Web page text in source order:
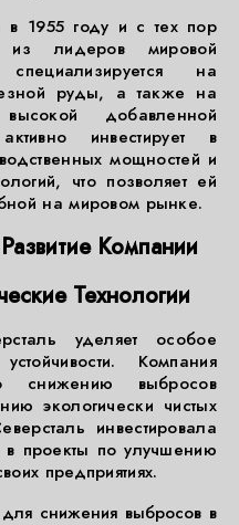
в 1955 году и с тех пор
из лидеров мировой
на
руды, а также на
добавленной
инвестирует в
мощностей и
что позволяет ей
на мировом рынке.
Компании
Технологии
уделяет особое
Компания
выбросов
экологически чистых
инвестировала
проекты по улучшению
предприятиях.
для снижения выбросов в